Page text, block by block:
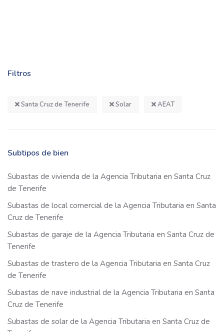
Filtros
Santa Cruz de Tenerife Solar AEAT
Subtipos de bien
Subastas de vivienda de la Agencia Tributaria en Santa Cruz
de Tenerife
Subastas de local comercial de la Agencia Tributaria en Santa
Cruz de Tenerife
Subastas de garaje de la Agencia Tributaria en Santa Cruz de
Tenerife
Subastas de trastero de la Agencia Tributaria en Santa Cruz
de Tenerife
Subastas de nave industrial de la Agencia Tributaria en Santa
Cruz de Tenerife
Subastas de solar de la Agencia Tributaria en Santa Cruz de